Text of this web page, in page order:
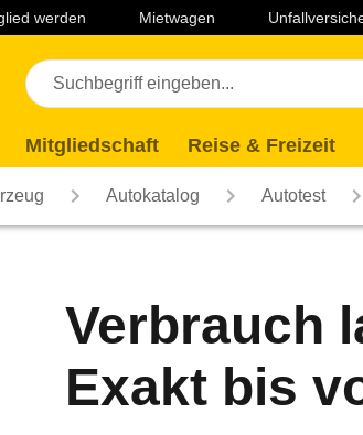
Fußzeile
werden Mietwagen
Mitgliedschaft Reise & Freizeit
Autokatalog Autotest
Verbrauch
Exakt bis